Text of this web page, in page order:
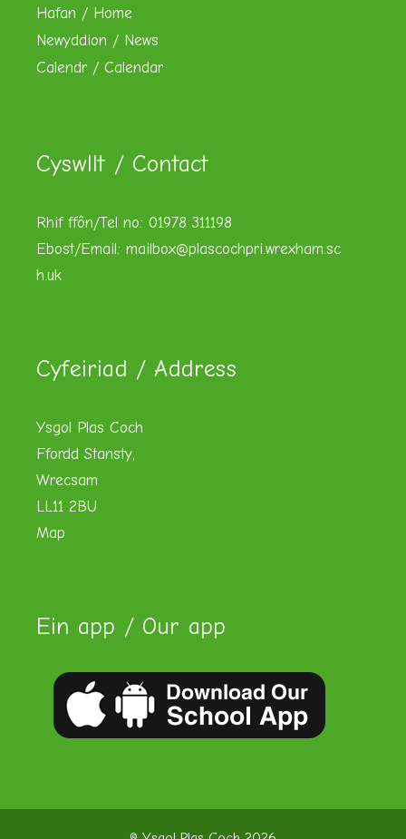
Hafan / Home
Newyddion / News
Calendr / Calendar
Cyswllt / Contact
Rhif ffôn/Tel no: 01978 311198
Ebost/Email: mailbox@plascochpri.wrexham.sc
h.uk
Cyfeiriad / Address
Ysgol Plas Coch
Ffordd Stansty,
Wrecsam
LL11 2BU
Map
Ein app / Our app